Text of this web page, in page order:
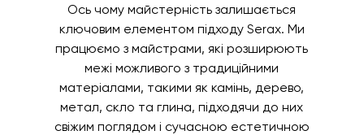
Ось чому майстерність залишається
ключовим елементом підходу Serax. Ми
працюємо з майстрами, які розширюють
межі можливого з традиційними
матеріалами, такими як камінь, дерево,
метал, скло та глина, підходячи до них
свіжим поглядом і сучасною естетичною